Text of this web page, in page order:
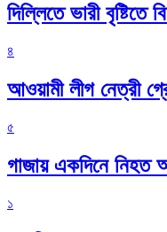
দিল্লিতে ভারী বৃষ্টিতে
৪
আওয়ামী লীগ নেত্রী
৫
গাজায় একদিনে নিহত
১